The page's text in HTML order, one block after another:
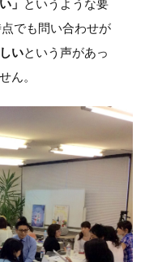
」 というような要
でも問い合わせが
いという声があっ
ん。